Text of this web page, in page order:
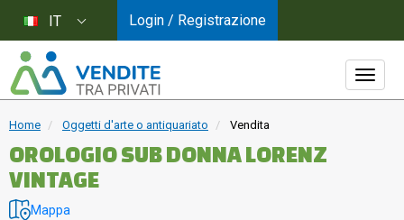
Home Oggetti d'arte o antiquariato Vendita
OROLOGIO SUB DONNA LORENZ
VINTAGE
Mappa
IT Login / Registrazione